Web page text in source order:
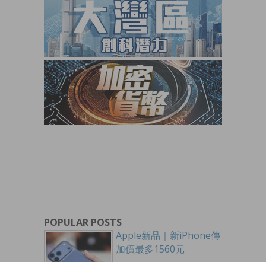
POPULAR POSTS
Apple新品｜新iPhone傳
加價最多1560元